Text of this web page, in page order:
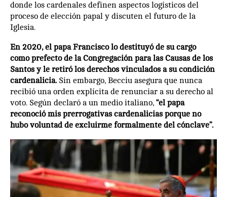
donde los cardenales definen aspectos logísticos del
proceso de elección papal y discuten el futuro de la
Iglesia.
En 2020, el papa Francisco lo destituyó de su cargo
como prefecto de la Congregación para las Causas de los
Santos y le retiró los derechos vinculados a su condición
cardenalicia. Sin embargo, Becciu asegura que nunca
recibió una orden explícita de renunciar a su derecho al
voto. Según declaró a un medio italiano, “el papa
reconoció mis prerrogativas cardenalicias porque no
hubo voluntad de excluirme formalmente del cónclave”.